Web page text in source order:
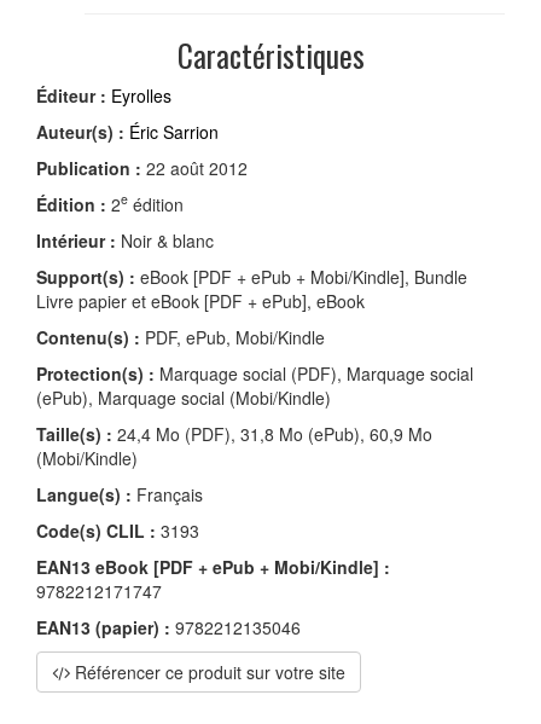
Caractéristiques
Éditeur : Eyrolles
Auteur(s) : Éric Sarrion
Publication : 22 août 2012
Édition : 2e édition
Intérieur : Noir & blanc
Support(s) : eBook [PDF + ePub + Mobi/Kindle], Bundle
Livre papier et eBook [PDF + ePub], eBook
Contenu(s) : PDF, ePub, Mobi/Kindle
Protection(s) : Marquage social (PDF), Marquage social
(ePub), Marquage social (Mobi/Kindle)
Taille(s) : 24,4 Mo (PDF), 31,8 Mo (ePub), 60,9 Mo
(Mobi/Kindle)
Langue(s) : Français
Code(s) CLIL : 3193
EAN13 eBook [PDF + ePub + Mobi/Kindle] :
9782212171747
EAN13 (papier) : 9782212135046
Référencer ce produit sur votre site